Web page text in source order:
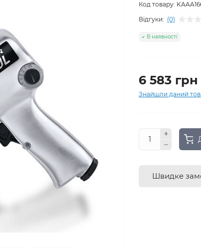
Код товару:
Відгуки: (0)
В наявності
6 583 грн
Знайшли даний
Швидке